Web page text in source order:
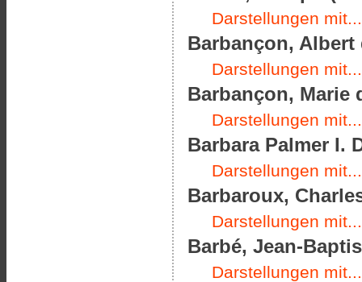
Darstellungen mit...
Barbançon, Albert
Darstellungen mit...
Barbançon, Marie
Darstellungen mit...
Barbara Palmer I.
Darstellungen mit...
Barbaroux,
Darstellungen mit...
Barbé, Jean-
Darstellungen mit...